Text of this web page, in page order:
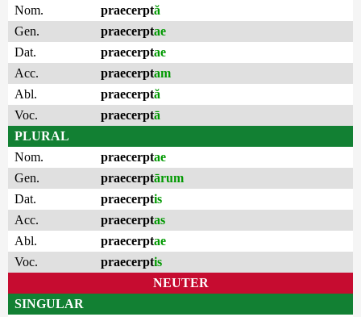
Nom.
praecerptă
Gen.
praecerptae
Dat.
praecerptae
Acc.
praecerptam
Abl.
praecerptă
Voc.
praecerptā
PLURAL
Nom.
praecerptae
Gen.
praecerptārum
Dat.
praecerptis
Acc.
praecerptas
Abl.
praecerptae
Voc.
praecerptis
NEUTER
SINGULAR